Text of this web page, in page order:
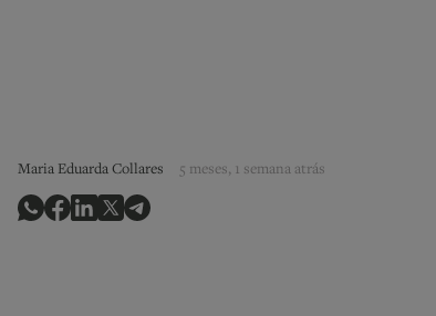
Maria Eduarda Collares 5 meses, 1 semana atrás